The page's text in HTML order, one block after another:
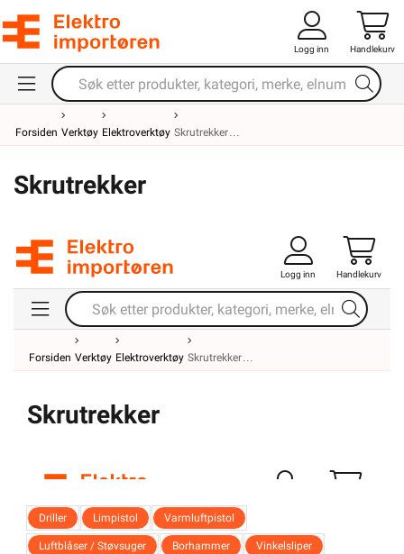
Logg inn Handlekurv
Forsiden Verktøy Elektroverktøy Skrutrekker
Skrutrekker
Logg inn Handlekurv
Forsiden Verktøy Elektroverktøy Skrutrekker
Skrutrekker
Driller Limpistol Varmluftpistol
Luftblåser / Støvsuger Borhammer Vinkelsliper